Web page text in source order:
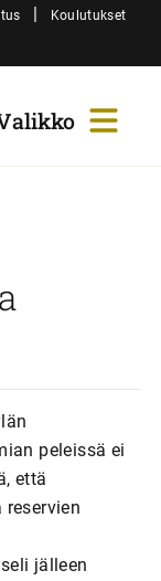
| Koulutukset
peleissä ei
että
jälleen